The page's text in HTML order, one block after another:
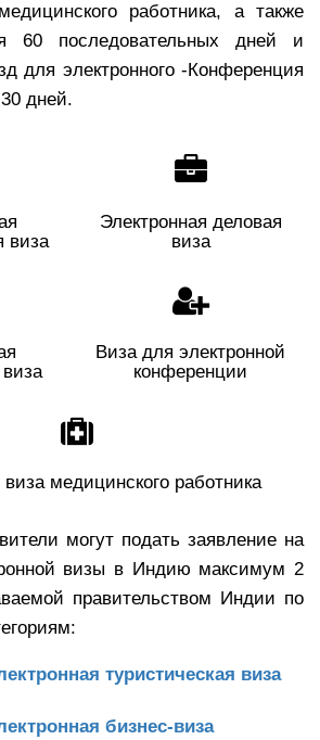
работника, а также
60 последовательных дней и
для электронного -Конференция
дней.
виза
Электронная деловая
виза
Виза для электронной
конференции
виза медицинского работника
могут подать заявление на
визы в Индию максимум 2
правительством Индии по
туристическая виза
бизнес-виза